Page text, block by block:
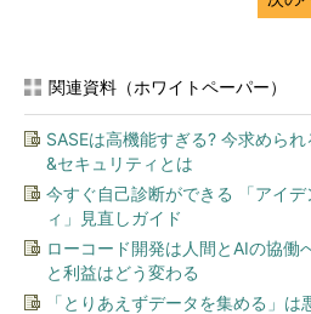
関連資料（ホワイトペーパー）
SASEは高機能すぎる? 今求めら
&セキュリティとは
今すぐ自己診断ができる 「アイ
ィ」見直しガイド
ローコード開発は人間とAIの協働
と利益はどう変わる
「とりあえずデータを集める」